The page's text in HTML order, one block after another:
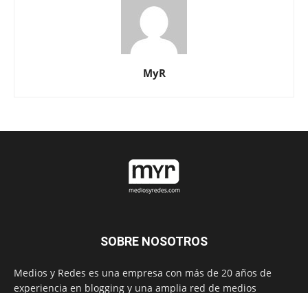
MyR
SOBRE NOSOTROS
Medios y Redes es una empresa con más de 20 años de
experiencia en blogging y una amplia red de medios